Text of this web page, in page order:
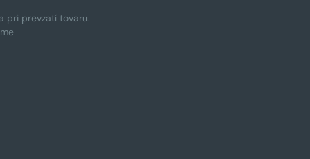
pri prevzatí tovaru.